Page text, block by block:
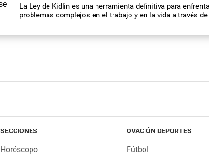
La Ley de Kidlin es una herramienta definitiva para
problemas complejos en el trabajo y en la vida a través
SECCIONES
Horóscopo
OVACIÓN DEPORTES
Fútbol